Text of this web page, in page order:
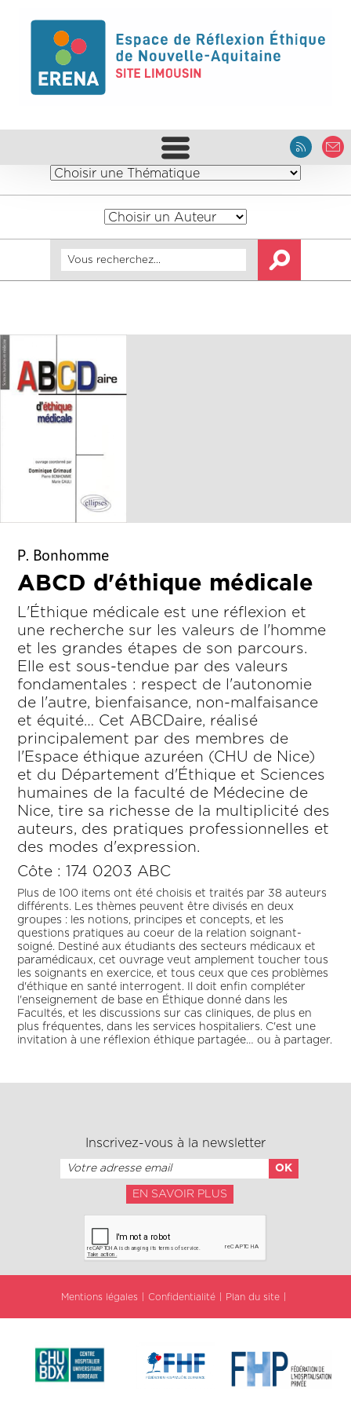
P. Bonhomme
ABCD d'éthique médicale
L'Éthique médicale est une réflexion et
une recherche sur les valeurs de l'homme
et les grandes étapes de son parcours.
Elle est sous-tendue par des valeurs
fondamentales : respect de l'autonomie
de l'autre, bienfaisance, non-malfaisance
et équité… Cet ABCDaire, réalisé
principalement par des membres de
l'Espace éthique azuréen (CHU de Nice)
et du Département d'Éthique et Sciences
humaines de la faculté de Médecine de
Nice, tire sa richesse de la multiplicité des
auteurs, des pratiques professionnelles et
des modes d'expression.
Côte : 174 0203 ABC
Plus de 100 items ont été choisis et traités par 38 auteurs
différents. Les thèmes peuvent être divisés en deux
groupes : les notions, principes et concepts, et les
questions pratiques au coeur de la relation soignant-
soigné. Destiné aux étudiants des secteurs médicaux et
paramédicaux, cet ouvrage veut amplement toucher tous
les soignants en exercice, et tous ceux que ces problèmes
d'éthique en santé interrogent. Il doit enfin compléter
l'enseignement de base en Éthique donné dans les
Facultés, et les discussions sur cas cliniques, de plus en
plus fréquentes, dans les services hospitaliers. C'est une
invitation à une réflexion éthique partagée… ou à partager.
Inscrivez-vous à la newsletter
EN SAVOIR PLUS
Mentions légales Confidentialité Plan du site